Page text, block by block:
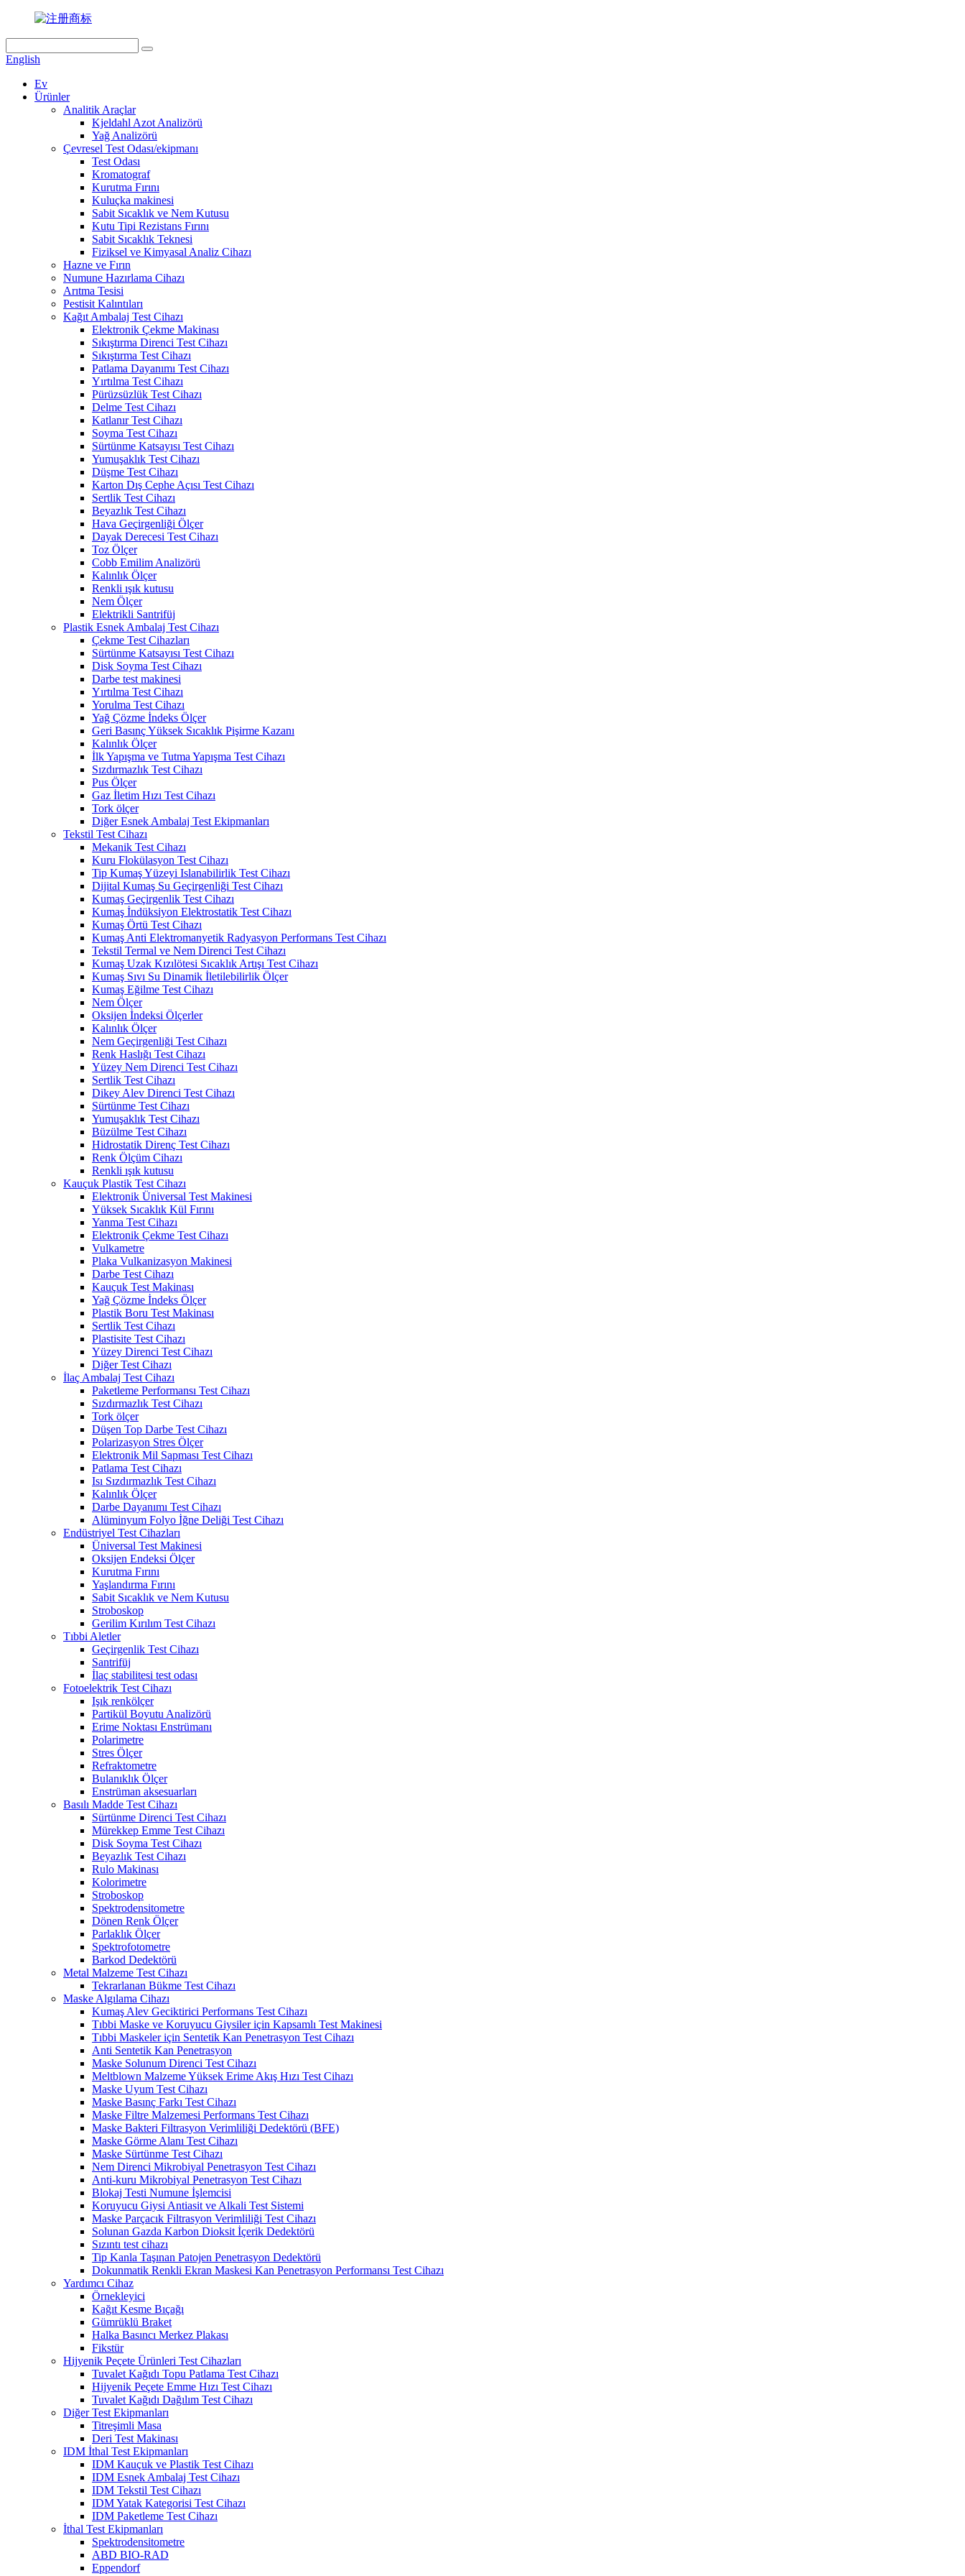
English
Ev
Ürünler
Analitik Araçlar
Kjeldahl Azot Analizörü
Yağ Analizörü
Çevresel Test Odası/ekipmanı
Test Odası
Kromatograf
Kurutma Fırını
Kuluçka makinesi
Sabit Sıcaklık ve Nem Kutusu
Kutu Tipi Rezistans Fırını
Sabit Sıcaklık Teknesi
Fiziksel ve Kimyasal Analiz Cihazı
Hazne ve Fırın
Numune Hazırlama Cihazı
Arıtma Tesisi
Pestisit Kalıntıları
Kağıt Ambalaj Test Cihazı
Elektronik Çekme Makinası
Sıkıştırma Direnci Test Cihazı
Sıkıştırma Test Cihazı
Patlama Dayanımı Test Cihazı
Yırtılma Test Cihazı
Pürüzsüzlük Test Cihazı
Delme Test Cihazı
Katlanır Test Cihazı
Soyma Test Cihazı
Sürtünme Katsayısı Test Cihazı
Yumuşaklık Test Cihazı
Düşme Test Cihazı
Karton Dış Cephe Açısı Test Cihazı
Sertlik Test Cihazı
Beyazlık Test Cihazı
Hava Geçirgenliği Ölçer
Dayak Derecesi Test Cihazı
Toz Ölçer
Cobb Emilim Analizörü
Kalınlık Ölçer
Renkli ışık kutusu
Nem Ölçer
Elektrikli Santrifüj
Plastik Esnek Ambalaj Test Cihazı
Çekme Test Cihazları
Sürtünme Katsayısı Test Cihazı
Disk Soyma Test Cihazı
Darbe test makinesi
Yırtılma Test Cihazı
Yorulma Test Cihazı
Yağ Çözme İndeks Ölçer
Geri Basınç Yüksek Sıcaklık Pişirme Kazanı
Kalınlık Ölçer
İlk Yapışma ve Tutma Yapışma Test Cihazı
Sızdırmazlık Test Cihazı
Pus Ölçer
Gaz İletim Hızı Test Cihazı
Tork ölçer
Diğer Esnek Ambalaj Test Ekipmanları
Tekstil Test Cihazı
Mekanik Test Cihazı
Kuru Flokülasyon Test Cihazı
Tip Kumaş Yüzeyi Islanabilirlik Test Cihazı
Dijital Kumaş Su Geçirgenliği Test Cihazı
Kumaş Geçirgenlik Test Cihazı
Kumaş İndüksiyon Elektrostatik Test Cihazı
Kumaş Örtü Test Cihazı
Kumaş Anti Elektromanyetik Radyasyon Performans Test Cihazı
Tekstil Termal ve Nem Direnci Test Cihazı
Kumaş Uzak Kızılötesi Sıcaklık Artışı Test Cihazı
Kumaş Sıvı Su Dinamik İletilebilirlik Ölçer
Kumaş Eğilme Test Cihazı
Nem Ölçer
Oksijen İndeksi Ölçerler
Kalınlık Ölçer
Nem Geçirgenliği Test Cihazı
Renk Haslığı Test Cihazı
Yüzey Nem Direnci Test Cihazı
Sertlik Test Cihazı
Dikey Alev Direnci Test Cihazı
Sürtünme Test Cihazı
Yumuşaklık Test Cihazı
Büzülme Test Cihazı
Hidrostatik Direnç Test Cihazı
Renk Ölçüm Cihazı
Renkli ışık kutusu
Kauçuk Plastik Test Cihazı
Elektronik Üniversal Test Makinesi
Yüksek Sıcaklık Kül Fırını
Yanma Test Cihazı
Elektronik Çekme Test Cihazı
Vulkametre
Plaka Vulkanizasyon Makinesi
Darbe Test Cihazı
Kauçuk Test Makinası
Yağ Çözme İndeks Ölçer
Plastik Boru Test Makinası
Sertlik Test Cihazı
Plastisite Test Cihazı
Yüzey Direnci Test Cihazı
Diğer Test Cihazı
İlaç Ambalaj Test Cihazı
Paketleme Performansı Test Cihazı
Sızdırmazlık Test Cihazı
Tork ölçer
Düşen Top Darbe Test Cihazı
Polarizasyon Stres Ölçer
Elektronik Mil Sapması Test Cihazı
Patlama Test Cihazı
Isı Sızdırmazlık Test Cihazı
Kalınlık Ölçer
Darbe Dayanımı Test Cihazı
Alüminyum Folyo İğne Deliği Test Cihazı
Endüstriyel Test Cihazları
Üniversal Test Makinesi
Oksijen Endeksi Ölçer
Kurutma Fırını
Yaşlandırma Fırını
Sabit Sıcaklık ve Nem Kutusu
Stroboskop
Gerilim Kırılım Test Cihazı
Tıbbi Aletler
Geçirgenlik Test Cihazı
Santrifüj
İlaç stabilitesi test odası
Fotoelektrik Test Cihazı
Işık renkölçer
Partikül Boyutu Analizörü
Erime Noktası Enstrümanı
Polarimetre
Stres Ölçer
Refraktometre
Bulanıklık Ölçer
Enstrüman aksesuarları
Basılı Madde Test Cihazı
Sürtünme Direnci Test Cihazı
Mürekkep Emme Test Cihazı
Disk Soyma Test Cihazı
Beyazlık Test Cihazı
Rulo Makinası
Kolorimetre
Stroboskop
Spektrodensitometre
Dönen Renk Ölçer
Parlaklık Ölçer
Spektrofotometre
Barkod Dedektörü
Metal Malzeme Test Cihazı
Tekrarlanan Bükme Test Cihazı
Maske Algılama Cihazı
Kumaş Alev Geciktirici Performans Test Cihazı
Tıbbi Maske ve Koruyucu Giysiler için Kapsamlı Test Makinesi
Tıbbi Maskeler için Sentetik Kan Penetrasyon Test Cihazı
Anti Sentetik Kan Penetrasyon
Maske Solunum Direnci Test Cihazı
Meltblown Malzeme Yüksek Erime Akış Hızı Test Cihazı
Maske Uyum Test Cihazı
Maske Basınç Farkı Test Cihazı
Maske Filtre Malzemesi Performans Test Cihazı
Maske Bakteri Filtrasyon Verimliliği Dedektörü (BFE)
Maske Görme Alanı Test Cihazı
Maske Sürtünme Test Cihazı
Nem Direnci Mikrobiyal Penetrasyon Test Cihazı
Anti-kuru Mikrobiyal Penetrasyon Test Cihazı
Blokaj Testi Numune İşlemcisi
Koruyucu Giysi Antiasit ve Alkali Test Sistemi
Maske Parçacık Filtrasyon Verimliliği Test Cihazı
Solunan Gazda Karbon Dioksit İçerik Dedektörü
Sızıntı test cihazı
Tip Kanla Taşınan Patojen Penetrasyon Dedektörü
Dokunmatik Renkli Ekran Maskesi Kan Penetrasyon Performansı Test Cihazı
Yardımcı Cihaz
Örnekleyici
Kağıt Kesme Bıçağı
Gümrüklü Braket
Halka Basıncı Merkez Plakası
Fikstür
Hijyenik Peçete Ürünleri Test Cihazları
Tuvalet Kağıdı Topu Patlama Test Cihazı
Hijyenik Peçete Emme Hızı Test Cihazı
Tuvalet Kağıdı Dağılım Test Cihazı
Diğer Test Ekipmanları
Titreşimli Masa
Deri Test Makinası
IDM İthal Test Ekipmanları
IDM Kauçuk ve Plastik Test Cihazı
IDM Esnek Ambalaj Test Cihazı
IDM Tekstil Test Cihazı
IDM Yatak Kategorisi Test Cihazı
IDM Paketleme Test Cihazı
İthal Test Ekipmanları
Spektrodensitometre
ABD BIO-RAD
Eppendorf